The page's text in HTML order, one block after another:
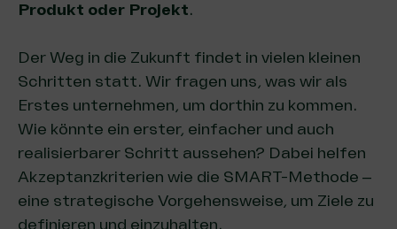
Produkt oder Projekt.
Der Weg in die Zukunft findet in vielen kleinen
Schritten statt. Wir fragen uns, was wir als
Erstes unternehmen, um dorthin zu kommen.
Wie könnte ein erster, einfacher und auch
realisierbarer Schritt aussehen? Dabei helfen
Akzeptanzkriterien wie die SMART-Methode –
eine strategische Vorgehensweise, um Ziele zu
definieren und einzuhalten.